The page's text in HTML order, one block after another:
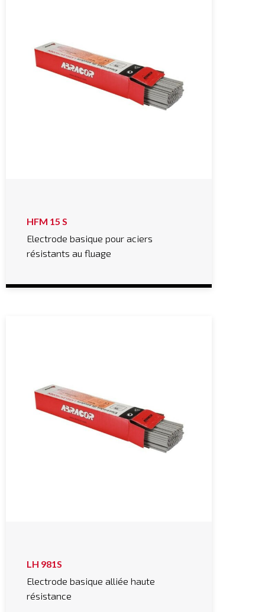
HFM 15 S
Electrode basique pour aciers
résistants au fluage
LH 981S
Electrode basique alliée haute
résistance